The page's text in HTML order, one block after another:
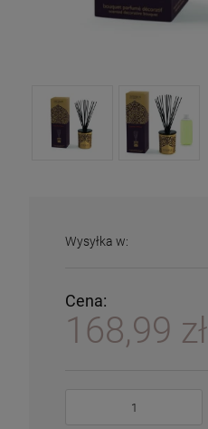
Wysyłka w:
Cena:
168,99 zł